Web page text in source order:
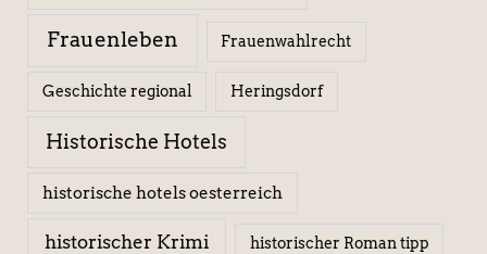
Frauenleben Frauenwahlrecht
Geschichte regional Heringsdorf
Historische Hotels
historische hotels oesterreich
historischer Krimi historischer Roman tipp